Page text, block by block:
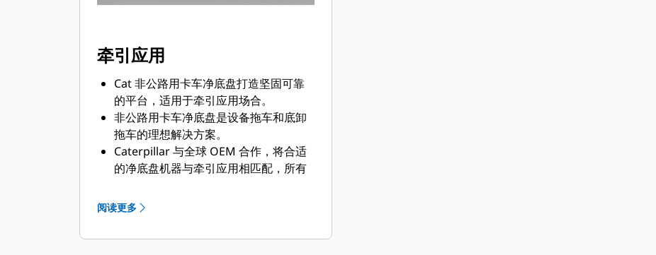
牵引应用
Cat 非公路用卡车净底盘打造坚固可靠
的平台，适用于牵引应用场合。
非公路用卡车净底盘是设备拖车和底卸
拖车的理想解决方案。
Caterpillar 与全球 OEM 合作，将合适
的净底盘机器与牵引应用相匹配，所有
从而为您的业务提供出众的解决方案。
阅读更多